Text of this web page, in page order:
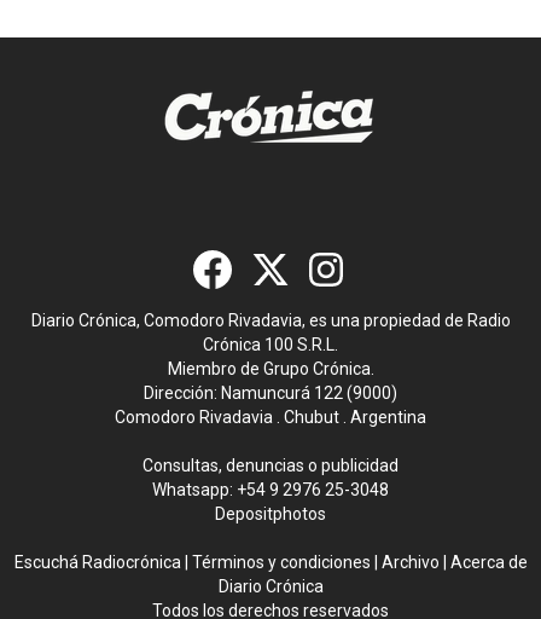
Diario Crónica, Comodoro Rivadavia, es una propiedad de Radio
Crónica 100 S.R.L.
Miembro de Grupo Crónica.
Dirección: Namuncurá 122 (9000)
Comodoro Rivadavia . Chubut . Argentina
Consultas, denuncias o publicidad
Whatsapp: +54 9 2976 25-3048
Depositphotos
Escuchá Radiocrónica| Términos y condiciones Archivo
Acerca de
Diario Crónica
Todos los derechos reservados